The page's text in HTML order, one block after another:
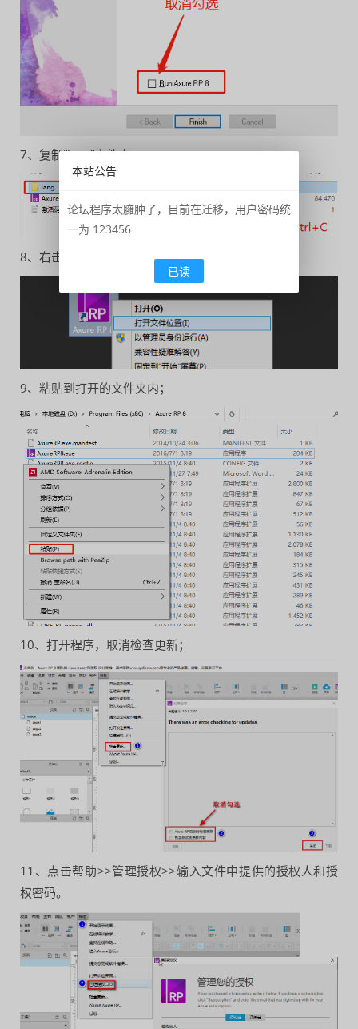
7、复制“lang”文件夹；
8、右击桌面Axure快捷方式，打开文件夹所在位置；
9、粘贴到打开的文件夹内；
10、打开程序，取消检查更新；
11、点击帮助>>管理授权>>输入文件中提供的授权人和授
权密码。
本站公告
论坛程序太臃肿了，目前在迁移，用户密码统
一为 123456
已读